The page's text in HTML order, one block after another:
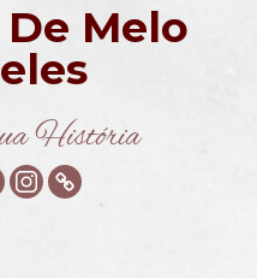
Melo
História